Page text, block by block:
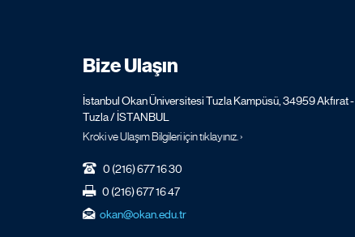
Bize Ulaşın
İstanbul Okan Üniversitesi Tuzla Kampüsü, 34959 Akfırat -
Tuzla / İSTANBUL
Kroki ve Ulaşım Bilgileri için tıklayınız. ›
0 (216) 677 16 30
0 (216) 677 16 47
okan@okan.edu.tr